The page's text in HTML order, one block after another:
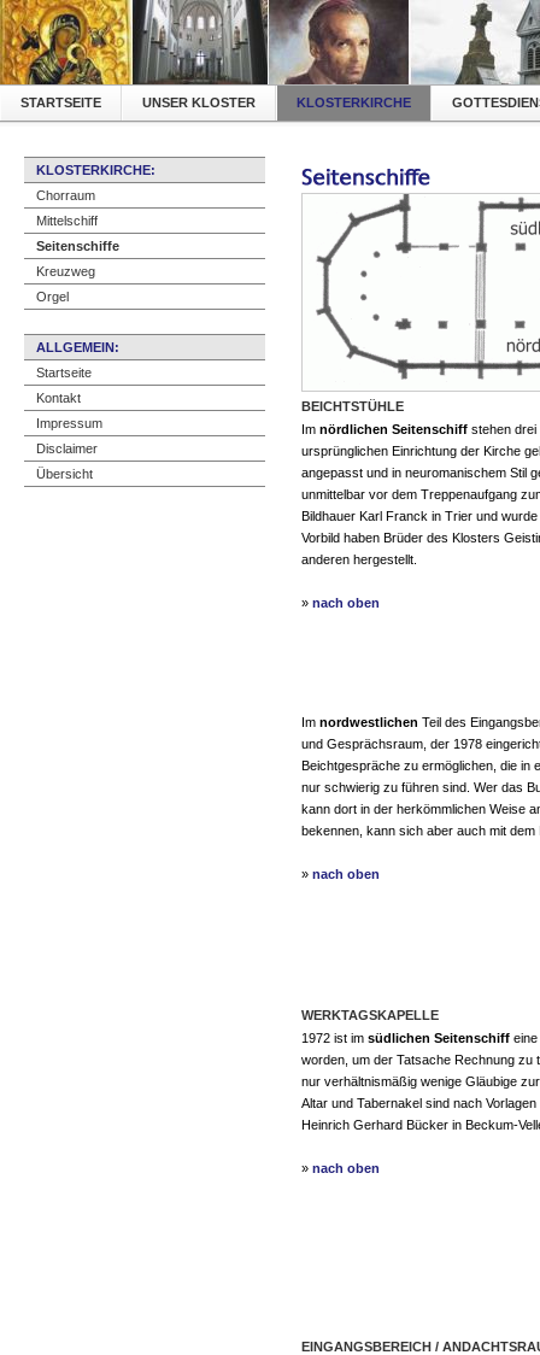
STARTSEITE UNSER KLOSTER KLOSTERKIRCHE
KLOSTERKIRCHE:
Chorraum
Mittelschiff
Seitenschiffe
Kreuzweg
Orgel
ALLGEMEIN:
Startseite
Kontakt
Impressum
Disclaimer
Übersicht
BEICHTSTÜHLE
Im nördlichen Seitenschiff stehen drei
ursprünglichen Einrichtung der Kirche
angepasst und in neuromanischem Stil
unmittelbar vor dem Treppenaufgang
Bildhauer Karl Franck in Trier und
Vorbild haben Brüder des Klosters
anderen hergestellt.
» nach oben
Im nordwestlichen Teil des
und Gesprächsraum, der 1978
Beichtgespräche zu ermöglichen, die in
nur schwierig zu führen sind. Wer das
kann dort in der herkömmlichen Weise
bekennen, kann sich aber auch mit
» nach oben
WERKTAGSKAPELLE
1972 ist im südlichen Seitenschiff
worden, um der Tatsache Rechnung zu
nur verhältnismäßig wenige Gläubige
Altar und Tabernakel sind nach
Heinrich Gerhard Bücker in Beckum-
» nach oben
EINGANGSBEREICH /